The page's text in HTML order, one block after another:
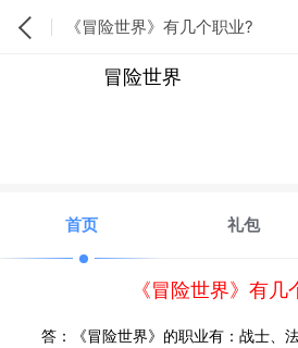
《冒险世界》有几个职业?
冒险世界
首页 礼包
《冒险世界》有几
答：《冒险世界》的职业有：战士、法